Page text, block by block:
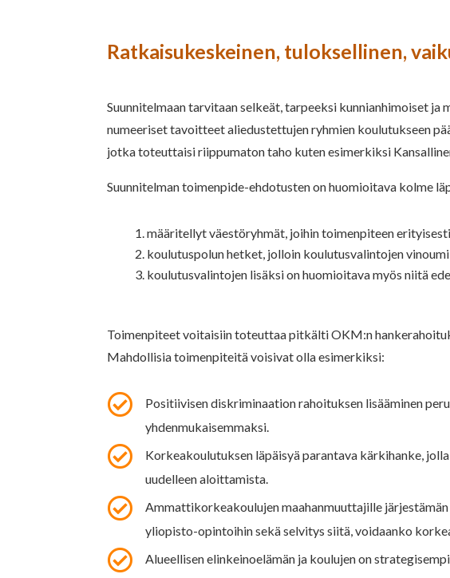
Ratkaisukeskeinen, tuloksellinen,
Suunnitelmaan tarvitaan selkeät, tarpeeksi kunnianhimoiset
numeeriset tavoitteet aliedustettujen ryhmien koulutukseen
jotka toteuttaisi riippumaton taho kuten esimerkiksi
Suunnitelman toimenpide-ehdotusten on huomioitava kolme
määritellyt väestöryhmät, joihin toimenpiteen
koulutuspolun hetket, jolloin koulutusvalintojen
koulutusvalintojen lisäksi on huomioitava myös niitä
Toimenpiteet voitaisiin toteuttaa pitkälti OKM:n
Mahdollisia toimenpiteitä voisivat olla esimerkiksi:

Positiivisen diskriminaation rahoituksen lisääminen
yhdenmukaisemmaksi.

Korkeakoulutuksen läpäisyä parantava kärkihanke,
uudelleen aloittamista.

Ammattikorkeakoulujen maahanmuuttajille
yliopisto-opintoihin sekä selvitys siitä, voidaanko
 Alueellisen elinkeinoelämän ja koulujen on